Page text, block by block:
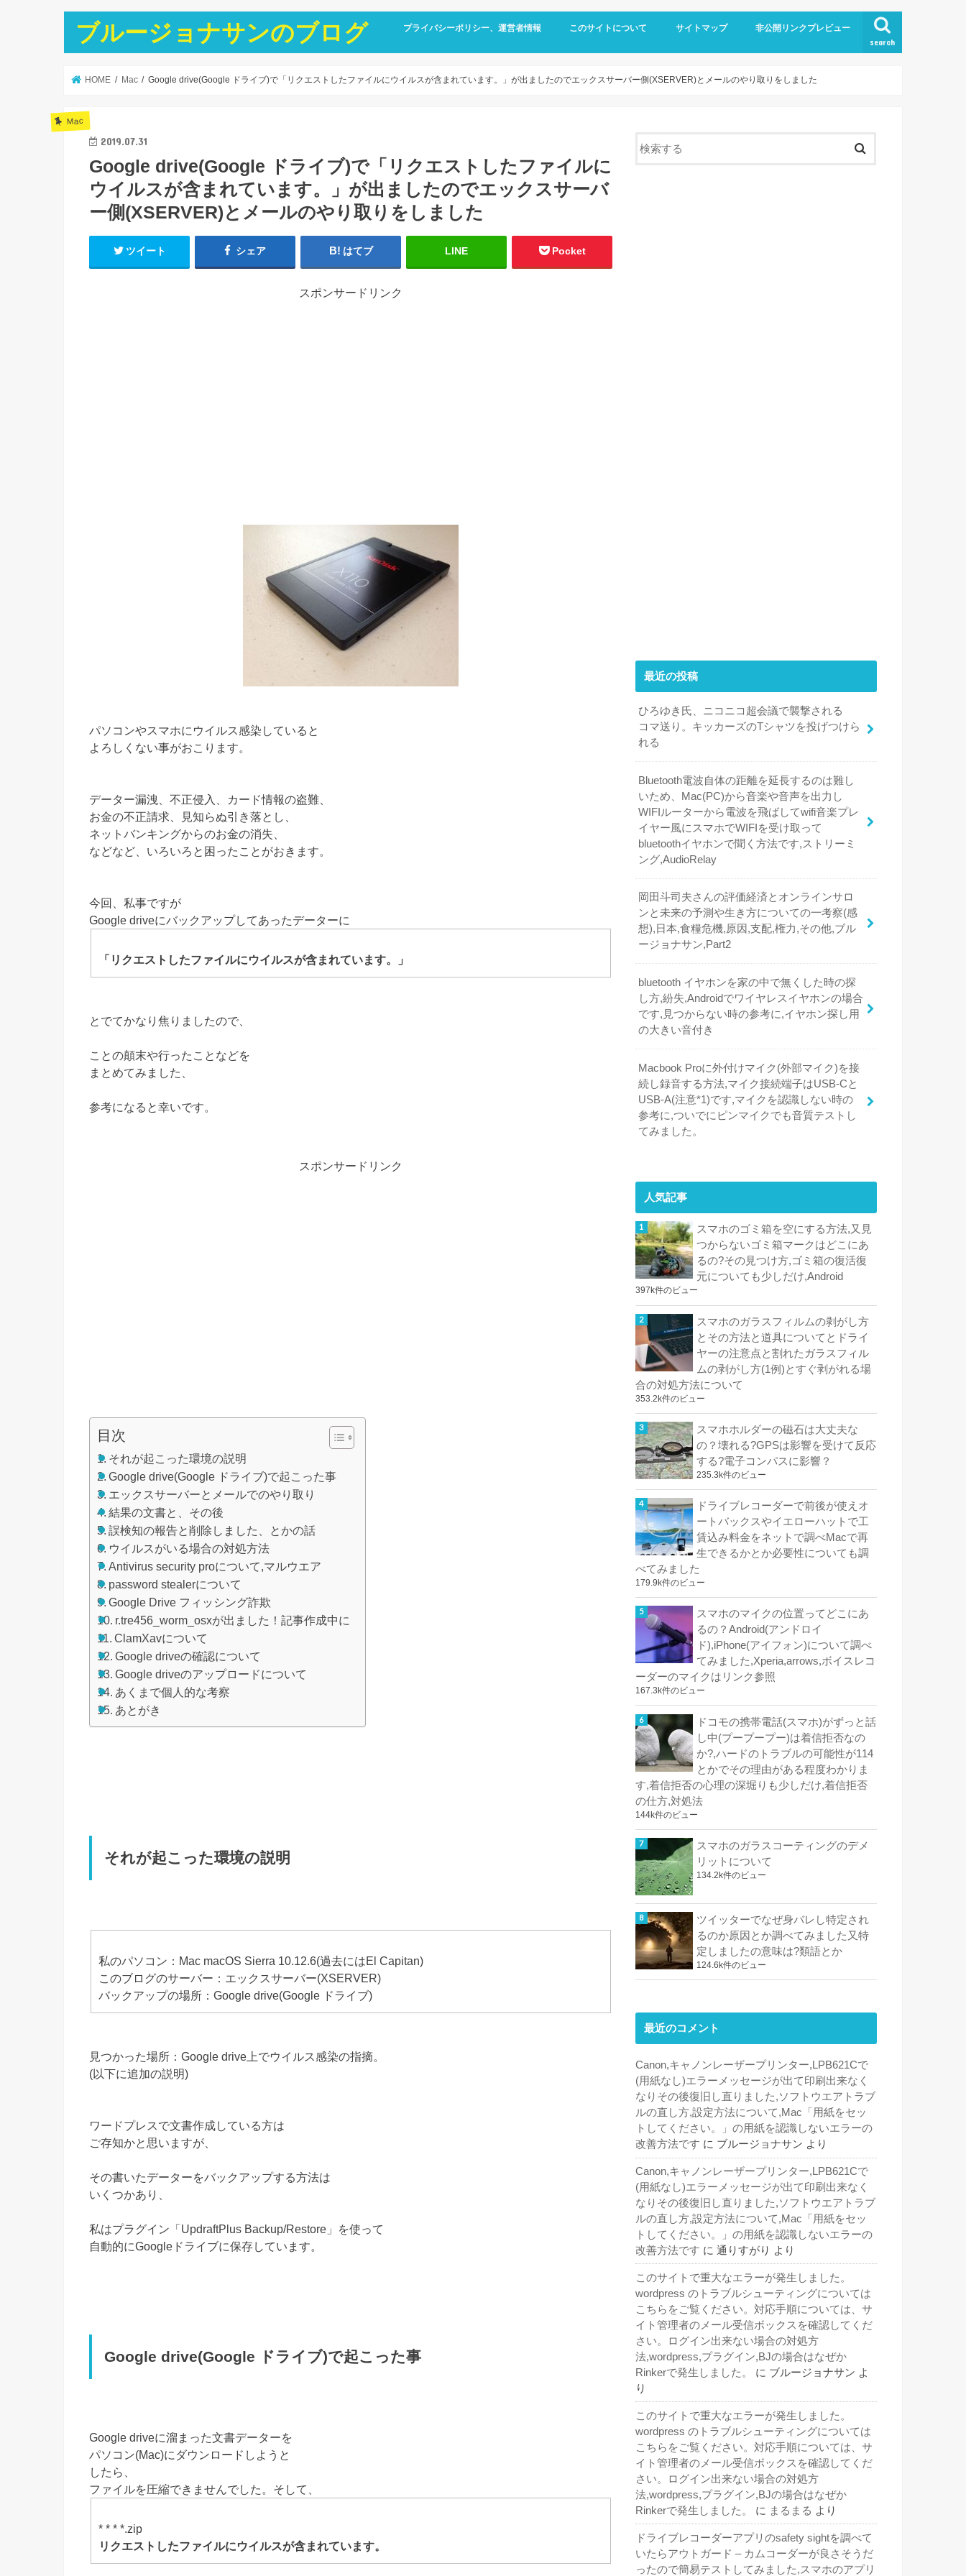
ブルージョナサンのブログ search
プライバシーポリシー、運営者情報 このサイトについて サイトマップ 非公開リンクプレビュー
HOME Mac Google drive(Google ドライブ)で「リクエストしたファイルにウイルスが含まれています。」が出ましたのでエックスサーバー側(XSERVER)とメールのやり取りをしました
Mac
2019.07.31
Google drive(Google ドライブ)で「リクエストしたファイルに
ウイルスが含まれています。」が出ましたのでエックスサーバ
ー側(XSERVER)とメールのやり取りをしました
ツイート シェア はてブ LINE Pocket
スポンサードリンク
パソコンやスマホにウイルス感染していると
よろしくない事がおこります。
データー漏洩、不正侵入、カード情報の盗難、
お金の不正請求、見知らぬ引き落とし、
ネットバンキングからのお金の消失、
などなど、いろいろと困ったことがおきます。
今回、私事ですが
Google driveにバックアップしてあったデーターに
「リクエストしたファイルにウイルスが含まれています。」
とでてかなり焦りましたので、
ことの顛末や行ったことなどを
まとめてみました、
参考になると幸いです。
スポンサードリンク
目次
それが起こった環境の説明
Google drive(Google ドライブ)で起こった事
エックスサーバーとメールでのやり取り
結果の文書と、その後
誤検知の報告と削除しました、とかの話
ウイルスがいる場合の対処方法
Antivirus security proについて,マルウエア
password stealerについて
Google Drive フィッシング詐欺
r.tre456_worm_osxが出ました！記事作成中に
ClamXavについて
Google driveの確認について
Google driveのアップロードについて
あくまで個人的な考察
あとがき
それが起こった環境の説明
私のパソコン：Mac macOS Sierra 10.12.6(過去にはEl Capitan)
このブログのサーバー：エックスサーバー(XSERVER)
バックアップの場所：Google drive(Google ドライブ)
見つかった場所：Google drive上でウイルス感染の指摘。
(以下に追加の説明)
ワードプレスで文書作成している方は
ご存知かと思いますが、
その書いたデーターをバックアップする方法は
いくつかあり、
私はプラグイン「UpdraftPlus Backup/Restore」を使って
自動的にGoogleドライブに保存しています。
Google drive(Google ドライブ)で起こった事
Google driveに溜まった文書データーを
パソコン(Mac)にダウンロードしようと
したら、
ファイルを圧縮できませんでした。そして、
* * * *.zip
リクエストしたファイルにウイルスが含まれています。
最近の投稿
ひろゆき氏、ニコニコ超会議で襲撃される
コマ送り。キッカーズのTシャツを投げつけら
れる
Bluetooth電波自体の距離を延長するのは難し
いため、Mac(PC)から音楽や音声を出力し
WIFIルーターから電波を飛ばしてwifi音楽プレ
イヤー風にスマホでWIFIを受け取って
bluetoothイヤホンで聞く方法です,ストリーミ
ング,AudioRelay
岡田斗司夫さんの評価経済とオンラインサロ
ンと未来の予測や生き方についての一考察(感
想),日本,食糧危機,原因,支配,権力,その他,ブル
ージョナサン,Part2
bluetooth イヤホンを家の中で無くした時の探
し方,紛失,Androidでワイヤレスイヤホンの場合
です,見つからない時の参考に,イヤホン探し用
の大きい音付き
Macbook Proに外付けマイク(外部マイク)を接
続し録音する方法,マイク接続端子はUSB-Cと
USB-A(注意*1)です,マイクを認識しない時の
参考に,ついでにピンマイクでも音質テストし
てみました。
人気記事
スマホのゴミ箱を空にする方法,又見
つからないゴミ箱マークはどこにあ
るの?その見つけ方,ゴミ箱の復活復
元についても少しだけ,Android
397k件のビュー
スマホのガラスフィルムの剥がし方
とその方法と道具についてとドライ
ヤーの注意点と割れたガラスフィル
ムの剥がし方(1例)とすぐ剥がれる場
合の対処方法について
353.2k件のビュー
スマホホルダーの磁石は大丈夫な
の？壊れる?GPSは影響を受けて反応
する?電子コンパスに影響？
235.3k件のビュー
ドライブレコーダーで前後が使えオ
ートバックスやイエローハットで工
賃込み料金をネットで調べMacで再
生できるかとか必要性についても調
べてみました
179.9k件のビュー
スマホのマイクの位置ってどこにあ
るの？Android(アンドロイ
ド),iPhone(アイフォン)について調べ
てみました,Xperia,arrows,ボイスレコ
ーダーのマイクはリンク参照
167.3k件のビュー
ドコモの携帯電話(スマホ)がずっと話
し中(プープープー)は着信拒否なの
か?,ハードのトラブルの可能性が114
とかでその理由がある程度わかりま
す,着信拒否の心理の深堀りも少しだけ,着信拒否
の仕方,対処法
144k件のビュー
スマホのガラスコーティングのデメ
リットについて
134.2k件のビュー
ツイッターでなぜ身バレし特定され
るのか原因とか調べてみました又特
定しましたの意味は?類語とか
124.6k件のビュー
最近のコメント
Canon,キャノンレーザープリンター,LPB621Cで
(用紙なし)エラーメッセージが出て印刷出来なく
なりその後復旧し直りました,ソフトウエアトラブ
ルの直し方,設定方法について,Mac「用紙をセッ
トしてください。」の用紙を認識しないエラーの
改善方法です に ブルージョナサン より
Canon,キャノンレーザープリンター,LPB621Cで
(用紙なし)エラーメッセージが出て印刷出来なく
なりその後復旧し直りました,ソフトウエアトラブ
ルの直し方,設定方法について,Mac「用紙をセッ
トしてください。」の用紙を認識しないエラーの
改善方法です に 通りすがり より
このサイトで重大なエラーが発生しました。
wordpress のトラブルシューティングについては
こちらをご覧ください。対応手順については、サ
イト管理者のメール受信ボックスを確認してくだ
さい。ログイン出来ない場合の対処方
法,wordpress,プラグイン,BJの場合はなぜか
Rinkerで発生しました。
に ブルージョナサン よ
り
このサイトで重大なエラーが発生しました。
wordpress のトラブルシューティングについては
こちらをご覧ください。対応手順については、サ
イト管理者のメール受信ボックスを確認してくだ
さい。ログイン出来ない場合の対処方
法,wordpress,プラグイン,BJの場合はなぜか
Rinkerで発生しました。
に まるまる より
ドライブレコーダーアプリのsafety sightを調べて
いたらアウトガード – カムコーダーが良さそうだ
ったので簡易テストしてみました,スマホのアプリ